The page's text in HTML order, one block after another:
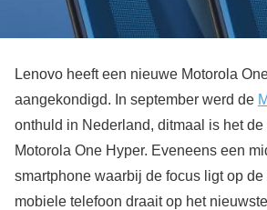
Lenovo heeft een nieuwe Motorola
aangekondigd. In september werd de
onthuld in Nederland, ditmaal is het de
Motorola One Hyper. Eveneens een
smartphone waarbij de focus ligt op de
mobiele telefoon draait op het